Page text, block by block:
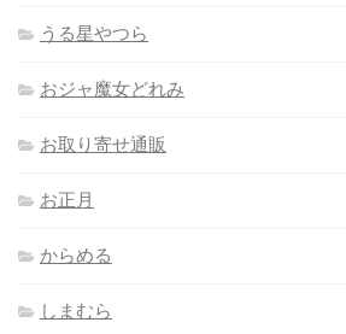
うる星やつら
おジャ魔女どれみ
お取り寄せ通販
お正月
からめる
しまむら